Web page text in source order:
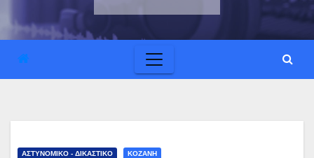
ΑΣΤΥΝΟΜΙΚΟ - ΔΙΚΑΣΤΙΚΟ ΚΟΖΑΝΗ